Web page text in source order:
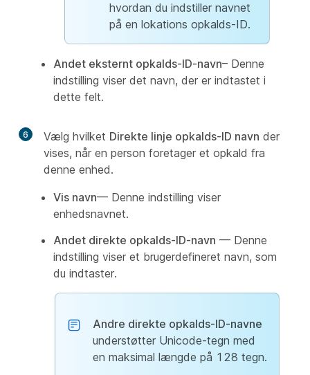
hvordan du indstiller navnet
på en lokations opkalds-ID.
Andet eksternt opkalds-ID-navn– Denne
indstilling viser det navn, der er indtastet i
dette felt.
6 Vælg hvilket Direkte linje opkalds-ID navn der
vises, når en person foretager et opkald fra
denne enhed.
Vis navn— Denne indstilling viser
enhedsnavnet.
Andet direkte opkalds-ID-navn — Denne
indstilling viser et brugerdefineret navn, som
du indtaster.
Andre direkte opkalds-ID-navne
understøtter Unicode-tegn med
en maksimal længde på 128 tegn.